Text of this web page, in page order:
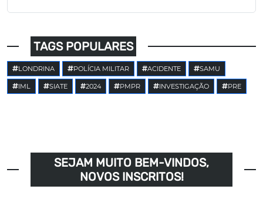
TAGS POPULARES
LONDRINA POLÍCIA MILITAR ACIDENTE SAMU
IML SIATE 2024 PMPR INVESTIGAÇÃO PRE
SEJAM MUITO BEM-VINDOS,
NOVOS INSCRITOS!